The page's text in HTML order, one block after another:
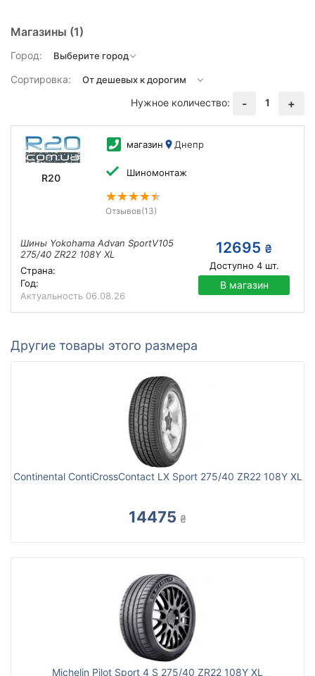
Магазины (1)
Город:
Сортировка:
Нужное количество:
- 1 +
R20
магазин Днепр
Шиномонтаж
Отзывов(13)
Шины Yokohama Advan SportV105
275/40 ZR22 108Y XL
Страна:
Год:
Актуальность 06.08.26
12695 ₴
Доступно 4шт.
В магазин
Другие товары этого размера
Continental ContiCrossContact LX Sport 275/40 ZR22 108Y XL
14475 ₴
Michelin Pilot Sport 4 S 275/40 ZR22 108Y XL